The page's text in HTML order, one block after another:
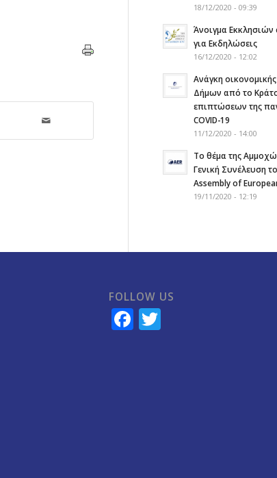
18/12/2020 - 09:39
Άνοιγμα Εκκλησιών
για Εκδηλώσεις
16/12/2020 - 12:02
Ανάγκη
Δήμων από το
επιπτώσεων της
COVID-19
11/12/2020 - 14:00
Το θέμα της
Γενική Συνέλευση
Assembly of
19/11/2020 - 12:19
FOLLOW US
Facebook